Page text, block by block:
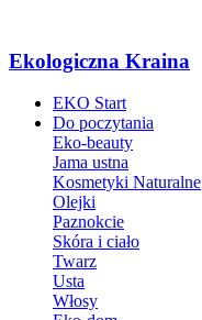
Ekologiczna Kraina
EKO Start
Do poczytania
Eko-beauty
Jama ustna
Kosmetyki Naturalne
Olejki
Paznokcie
Skóra i ciało
Twarz
Usta
Włosy